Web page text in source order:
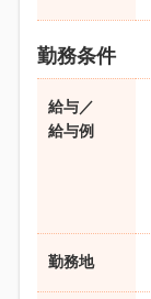
勤務条件
給与／
給与例
勤務地